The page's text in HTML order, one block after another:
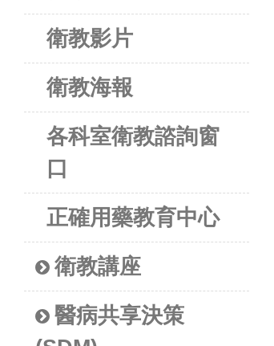
衛教影片
衛教海報
各科室衛教諮詢窗
口
正確用藥教育中心
衛教講座
醫病共享決策